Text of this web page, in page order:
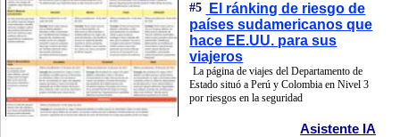
#5
El ránking de riesgo de
países sudamericanos que
hace EE.UU. para sus
viajeros
La página de viajes del Departamento de
Estado situó a Perú y Colombia en Nivel 3
por riesgos en la seguridad
Asistente IA